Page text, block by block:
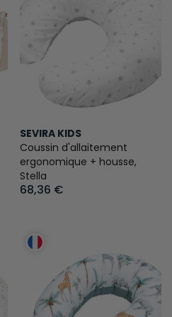
SEVIRA KIDS
Coussin d'allaitement
ergonomique + housse,
Stella
68,36 €